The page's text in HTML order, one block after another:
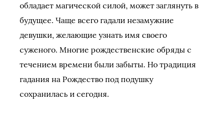
обладает магической силой, может заглянуть в
будущее. Чаще всего гадали незамужние
девушки, желающие узнать имя своего
суженого. Многие рождественские обряды с
течением времени были забыты. Но традиция
гадания на Рождество под подушку
сохранилась и сегодня.